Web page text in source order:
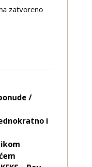
zatvoreno
/
i